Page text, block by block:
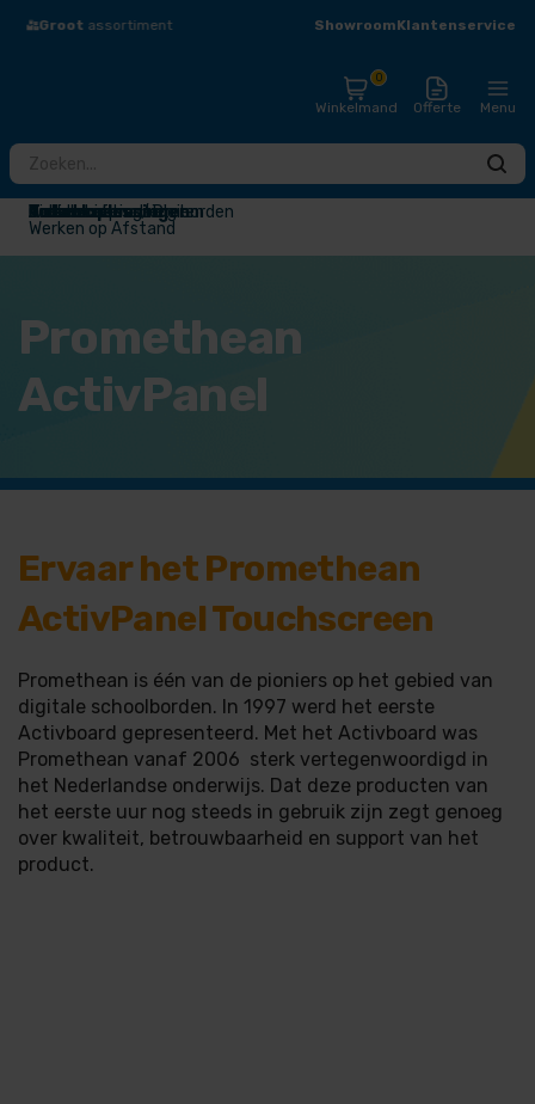
Grootassortiment EigenMontageteam
ShowroomKlantenservice
Winkelmand
0
Offerte Menu
Totaaloplossingen
Touchscreens / Digiborden
Presentatieschermen
Audio
Draadloos presenteren
Videoconferentie
Narrowcasting
Accessoires
Outlet
Werken op Afstand
Promethean
ActivPanel
Ervaar het Promethean
ActivPanel Touchscreen
Promethean is één van de pioniers op het gebied van
digitale schoolborden. In 1997 werd het eerste
Activboard gepresenteerd. Met het Activboard was
Promethean vanaf 2006 sterk vertegenwoordigd in
het Nederlandse onderwijs. Dat deze producten van
het eerste uur nog steeds in gebruik zijn zegt genoeg
over kwaliteit, betrouwbaarheid en support van het
product.